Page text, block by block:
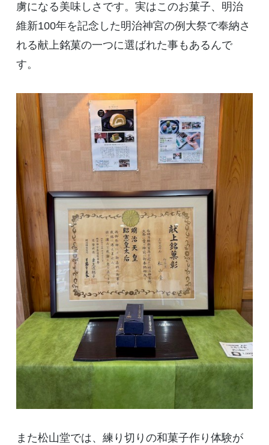
虜になる美味しさです。実はこのお菓子、明治
維新100年を記念した明治神宮の例大祭で奉納さ
れる献上銘菓の一つに選ばれた事もあるんで
す。
また松山堂では、練り切りの和菓子作り体験が